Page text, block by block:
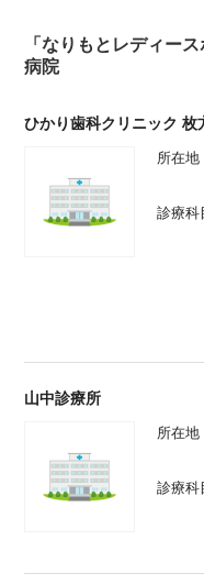
「なりもとレディー
病院
ひかり歯科クリニック 枚
所在地
診療科
山中診療所
所在地
診療科